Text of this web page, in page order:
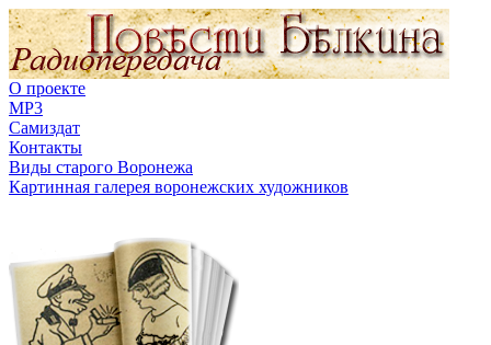
О проекте
MP3
Самиздат
Контакты
Виды старого Воронежа
Картинная галерея воронежских художников